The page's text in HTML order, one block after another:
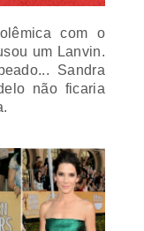
um Lanvin.
Sandra
não ficaria